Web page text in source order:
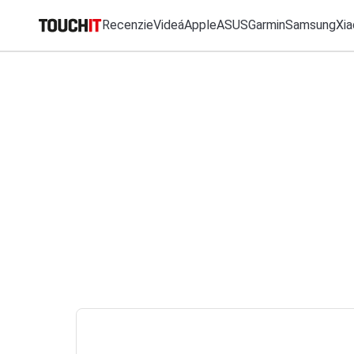
RecenzieVideáAppleASUSGarminSamsung